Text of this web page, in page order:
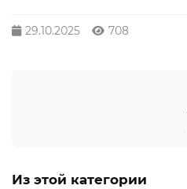
29.10.2025 708
Из этой категории